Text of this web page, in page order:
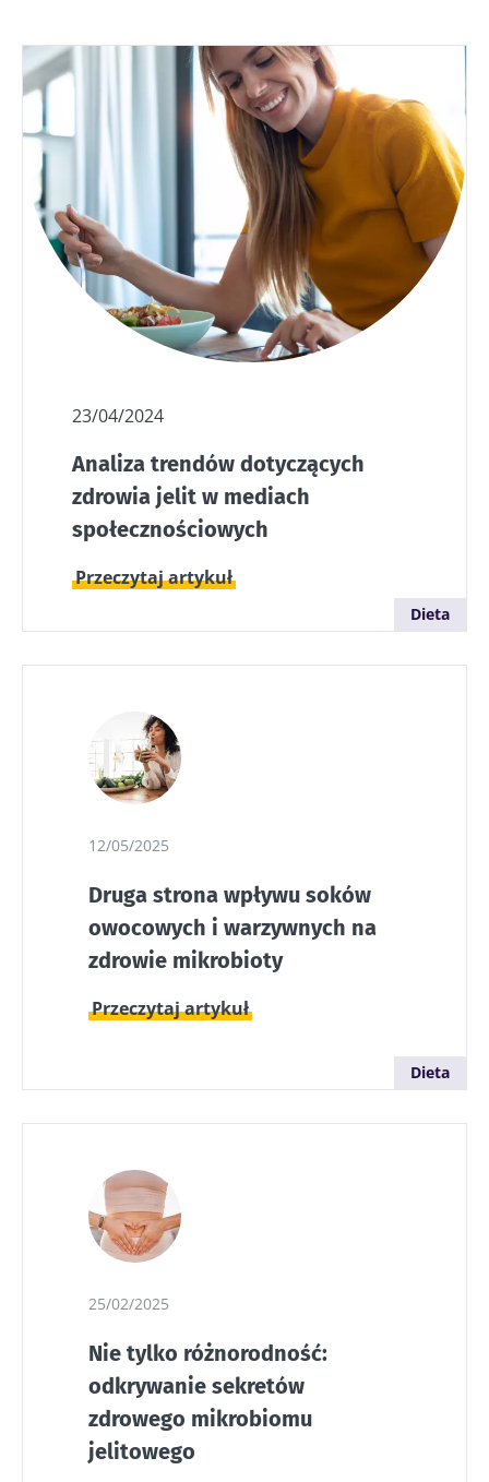
23/04/2024
Analiza trendów dotyczących
zdrowia jelit w mediach
społecznościowych
Przeczytaj artykuł
Dieta
12/05/2025
Druga strona wpływu soków
owocowych i warzywnych na
zdrowie mikrobioty
Przeczytaj artykuł
Dieta
25/02/2025
Nie tylko różnorodność:
odkrywanie sekretów
zdrowego mikrobiomu
jelitowego